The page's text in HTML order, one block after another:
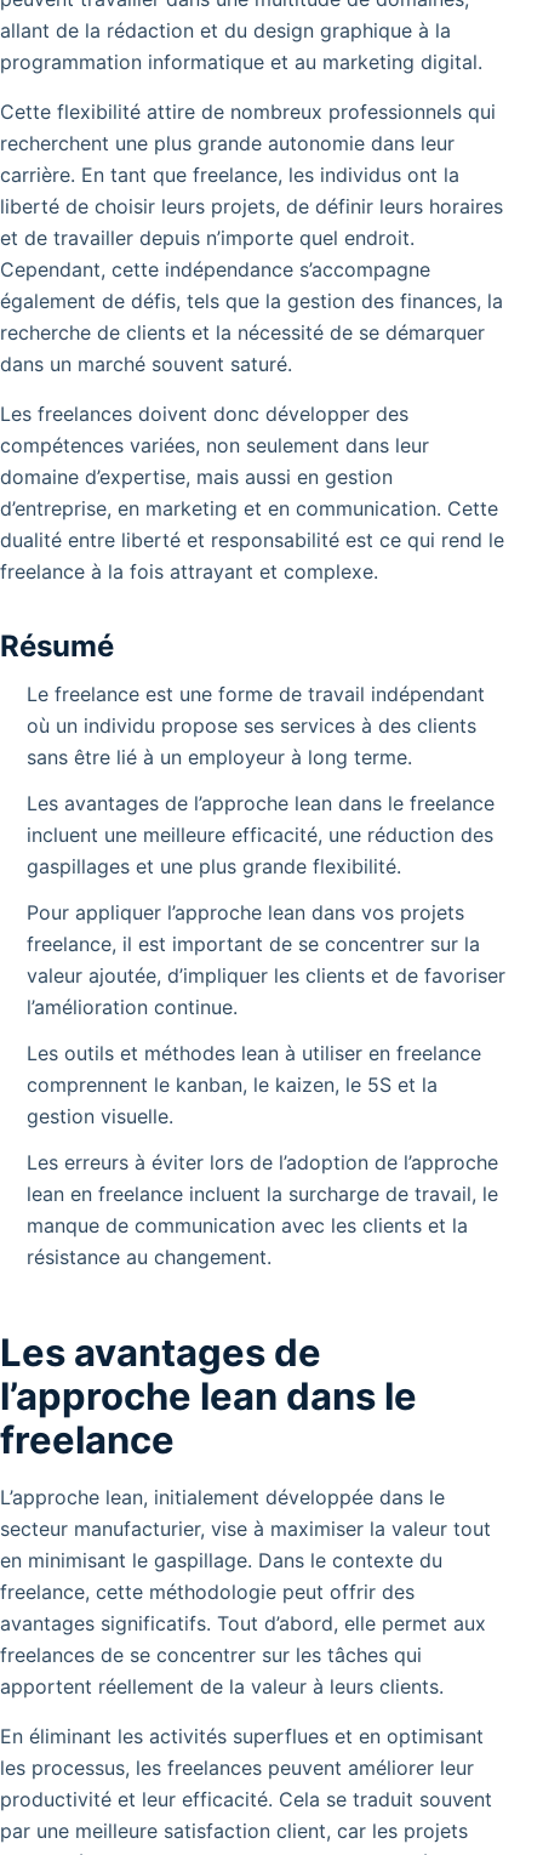
allant de la rédaction et du design graphique à la
programmation informatique et au marketing digital.
Cette flexibilité attire de nombreux professionnels qui
recherchent une plus grande autonomie dans leur
carrière. En tant que freelance, les individus ont la
liberté de choisir leurs projets, de définir leurs horaires
et de travailler depuis n’importe quel endroit.
Cependant, cette indépendance s’accompagne
également de défis, tels que la gestion des finances, la
recherche de clients et la nécessité de se démarquer
dans un marché souvent saturé.
Les freelances doivent donc développer des
compétences variées, non seulement dans leur
domaine d’expertise, mais aussi en gestion
d’entreprise, en marketing et en communication. Cette
dualité entre liberté et responsabilité est ce qui rend le
freelance à la fois attrayant et complexe.
Résumé
Le freelance est une forme de travail indépendant
où un individu propose ses services à des clients
sans être lié à un employeur à long terme.
Les avantages de l’approche lean dans le freelance
incluent une meilleure efficacité, une réduction des
gaspillages et une plus grande flexibilité.
Pour appliquer l’approche lean dans vos projets
freelance, il est important de se concentrer sur la
valeur ajoutée, d’impliquer les clients et de favoriser
l’amélioration continue.
Les outils et méthodes lean à utiliser en freelance
comprennent le kanban, le kaizen, le 5S et la
gestion visuelle.
Les erreurs à éviter lors de l’adoption de l’approche
lean en freelance incluent la surcharge de travail, le
manque de communication avec les clients et la
résistance au changement.
Les avantages de
l’approche lean dans le
freelance
L’approche lean, initialement développée dans le
secteur manufacturier, vise à maximiser la valeur tout
en minimisant le gaspillage. Dans le contexte du
freelance, cette méthodologie peut offrir des
avantages significatifs. Tout d’abord, elle permet aux
freelances de se concentrer sur les tâches qui
apportent réellement de la valeur à leurs clients.
En éliminant les activités superflues et en optimisant
les processus, les freelances peuvent améliorer leur
productivité et leur efficacité. Cela se traduit souvent
par une meilleure satisfaction client, car les projets